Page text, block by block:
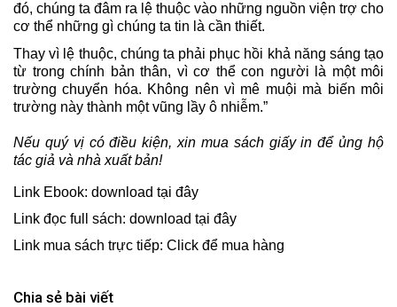
đó, chúng ta đâm ra lệ thuộc vào những nguồn viện trợ cho
cơ thể những gì chúng ta tin là cần thiết.
Thay vì lệ thuộc, chúng ta phải phục hồi khả năng sáng tạo
từ trong chính bản thân, vì cơ thể con người là một môi
trường chuyển hóa. Không nên vì mê muội mà biến môi
trường này thành một vũng lầy ô nhiễm.”
Nếu quý vị có điều kiện, xin mua sách giấy in để ủng hộ
tác giả và nhà xuất bản!
Link Ebook: download tại đây
Link đọc full sách: download tại đây
Link mua sách trực tiếp: Click để mua hàng
Chia sẻ bài viết